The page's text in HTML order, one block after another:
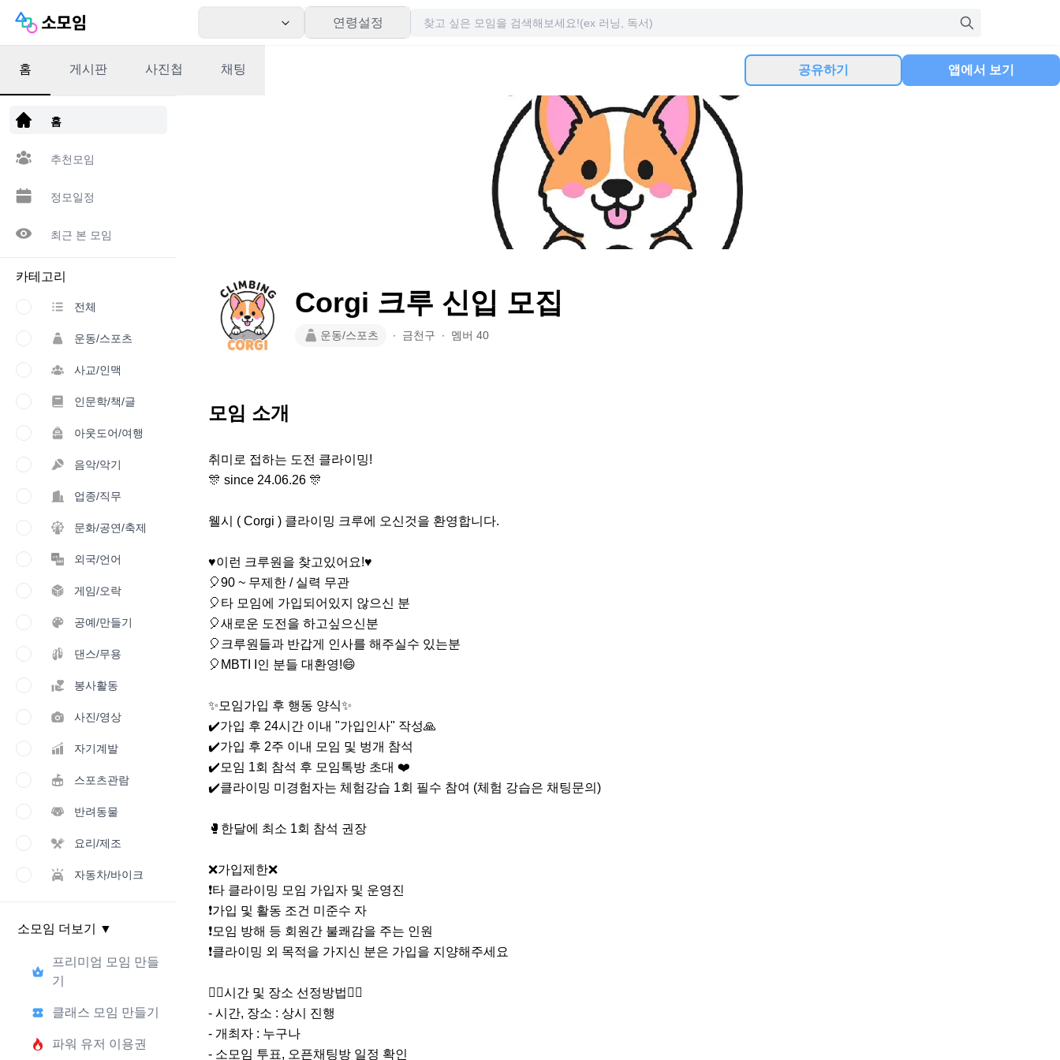
연령설정
앱 다운로드
홈
추천모임
정모일정
최근 본 모임
카테고리
전체
운동/스포츠
사교/인맥
인문학/책/글
아웃도어/여행
음악/악기
업종/직무
문화/공연/축제
외국/언어
게임/오락
공예/만들기
댄스/무용
봉사활동
사진/영상
자기계발
스포츠관람
반려동물
요리/제조
자동차/바이크
소모임 더보기 ▼
프리미엄 모임 만들
기
클래스 모임 만들기
파워 유저 이용권
홈 게시판 사진첩 채팅 공유하기 앱에서 보기
Corgi 크루 신입 모집
운동/스포츠 ∙ 금천구 ∙ 멤버 40
모임 소개
취미로 접하는 도전 클라이밍!
🎊 since 24.06.26 🎊
웰시 ( Corgi ) 클라이밍 크루에 오신것을 환영합니다.
♥이런 크루원을 찾고있어요!♥
🎈90 ~ 무제한 / 실력 무관
🎈타 모임에 가입되어있지 않으신 분
🎈새로운 도전을 하고싶으신분
🎈크루원들과 반갑게 인사를 해주실수 있는분
🎈MBTI I인 분들 대환영!😄
✨️모임가입 후 행동 양식✨️
✔️가입 후 24시간 이내 "가입인사" 작성🙏
✔️가입 후 2주 이내 모임 및 벙개 참석
✔️모임 1회 참석 후 모임톡방 초대 ❤️
✔️클라이밍 미경험자는 체험강습 1회 필수 참여 (체험 강습은 채팅문의)
🥊한달에 최소 1회 참석 권장
❌가입제한❌
❗️타 클라이밍 모임 가입자 및 운영진
❗️가입 및 활동 조건 미준수 자
❗️모임 방해 등 회원간 불쾌감을 주는 인원
❗️클라이밍 외 목적을 가지신 분은 가입을 지양해주세요
🧗‍♂시간 및 장소 선정방법🧗‍♂
- 시간, 장소 : 상시 진행
- 개최자 : 누구나
- 소모임 투표, 오픈채팅방 일정 확인